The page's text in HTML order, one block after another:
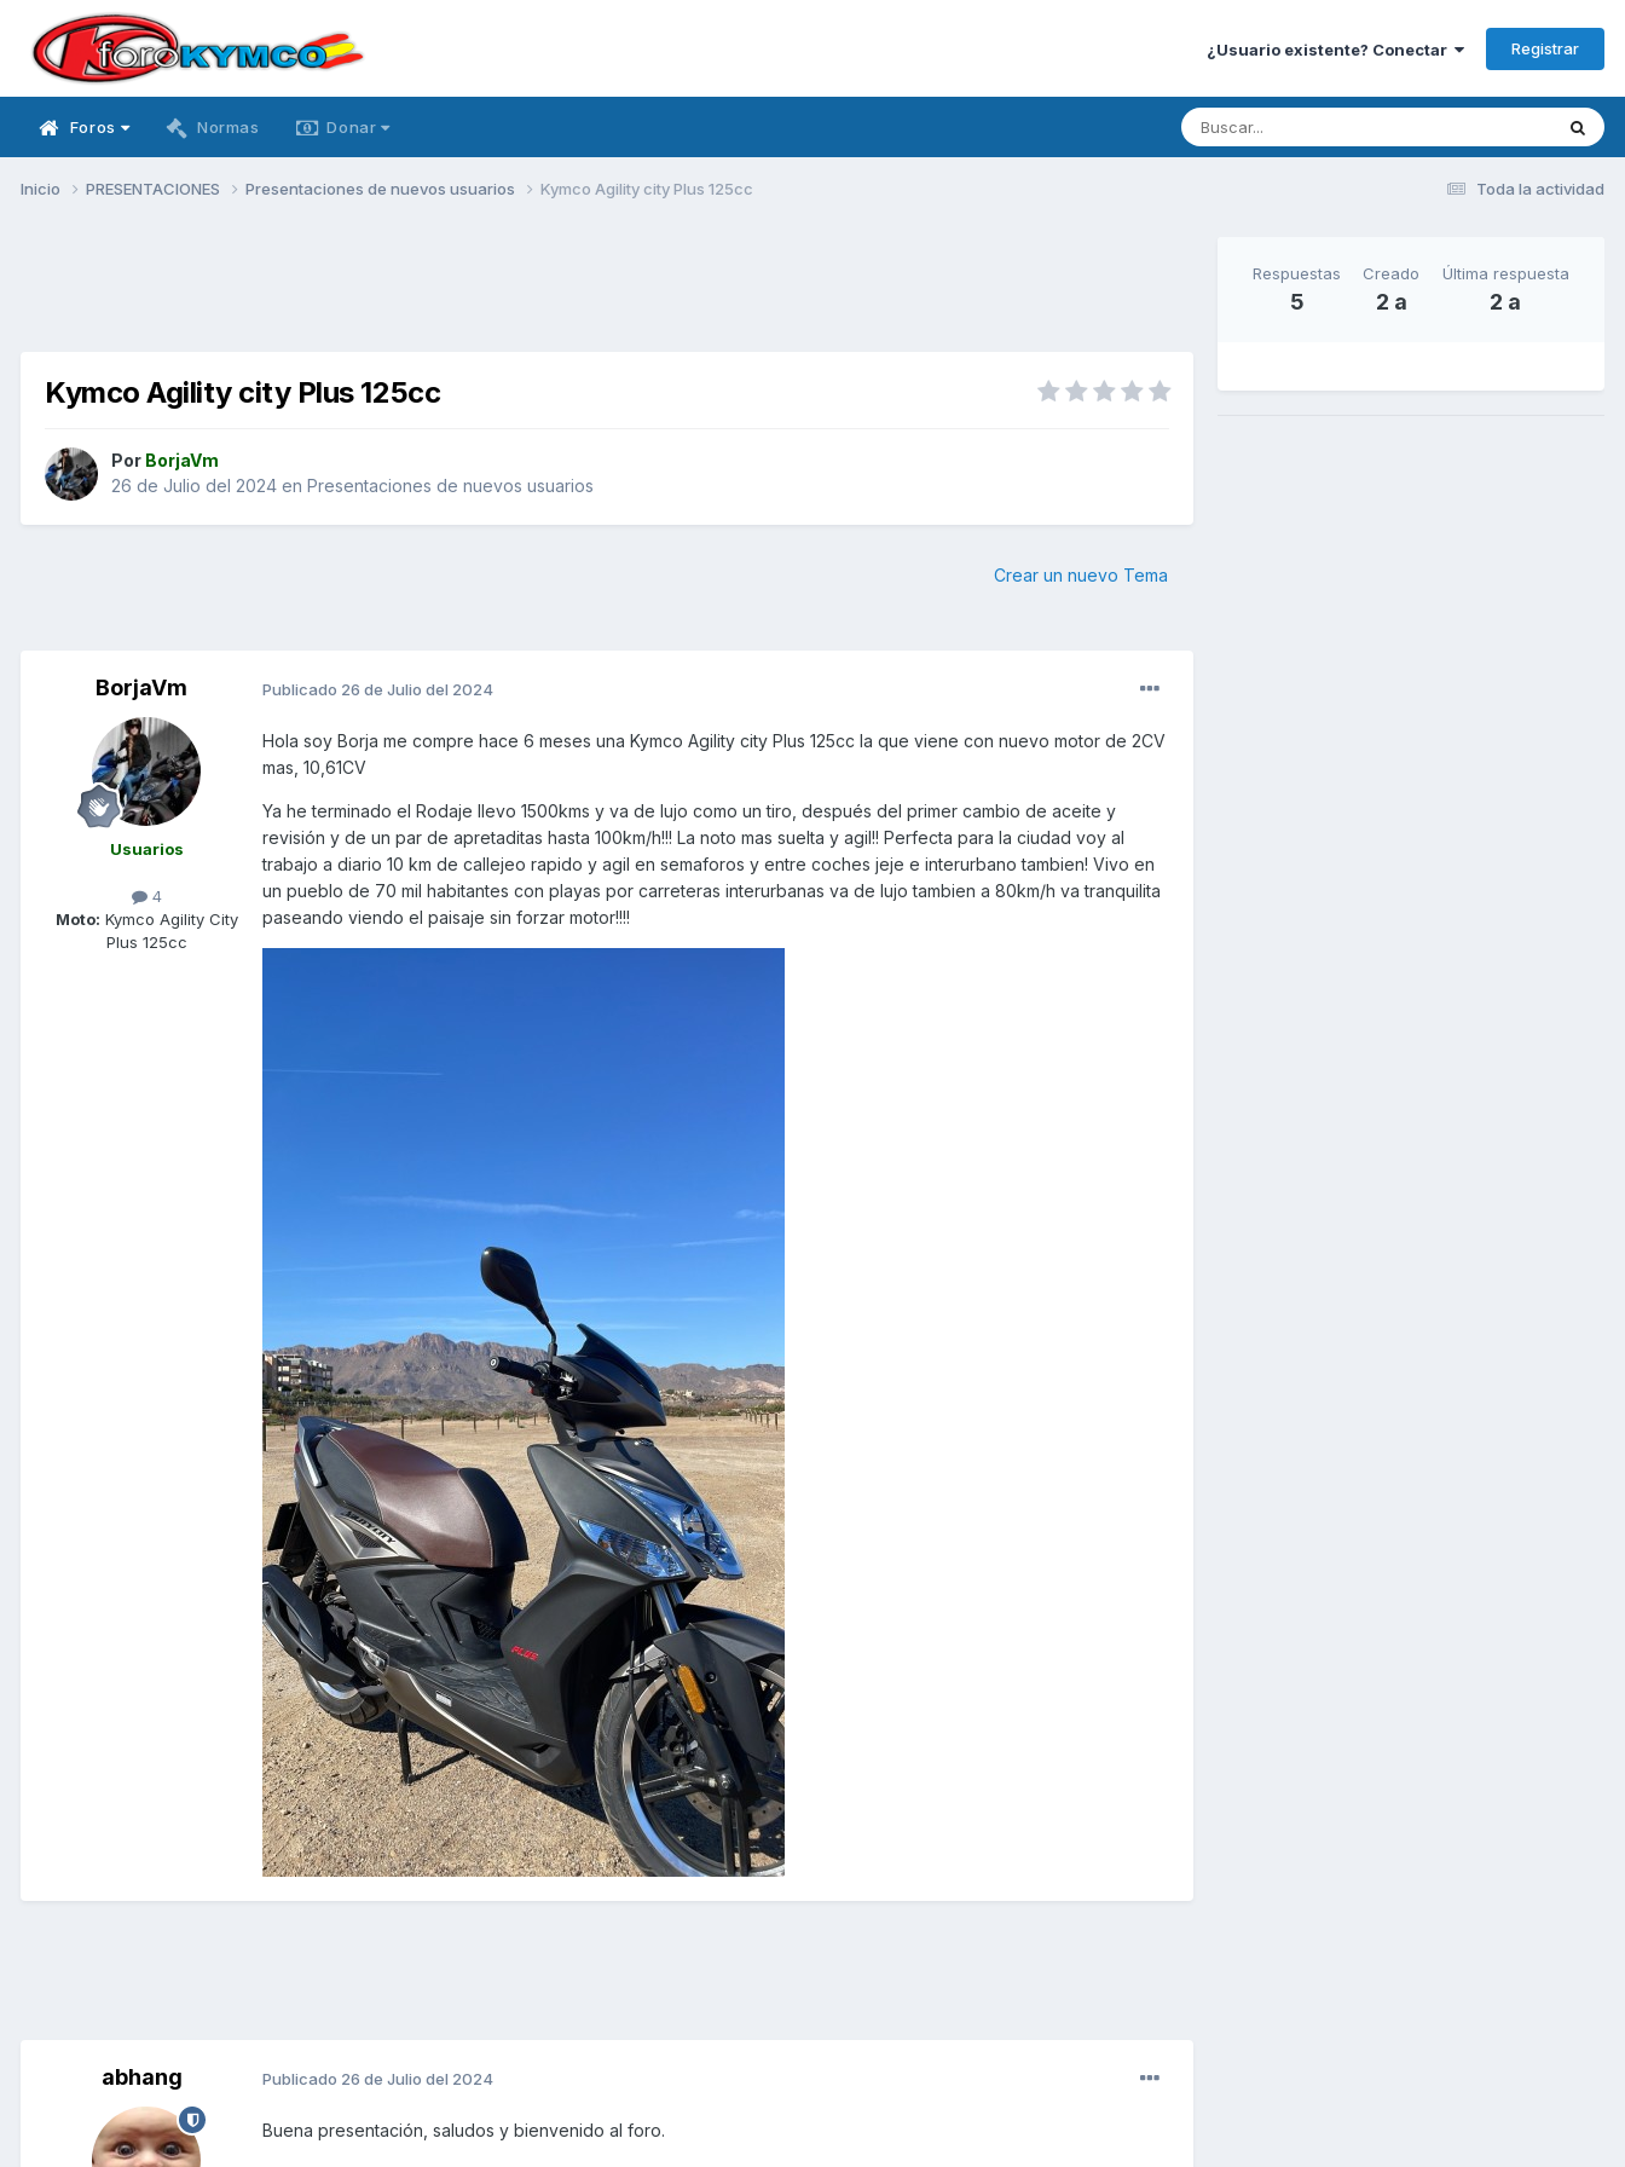
¿Usuario existente? Conectar Registrar
Foros Normas Donar
Toda la actividad
Inicio PRESENTACIONES Presentaciones de nuevos usuarios Kymco Agility city Plus 125cc
Kymco Agility city Plus 125cc
Por BorjaVm
26 de Julio del 2024 en Presentaciones de nuevos usuarios
Crear un nuevo Tema
BorjaVm
Usuarios
4
Moto: Kymco Agility City
Plus 125cc
Publicado 26 de Julio del 2024
Hola soy Borja me compre hace 6 meses una Kymco Agility city Plus 125cc la que viene con nuevo motor de 2CV
mas, 10,61CV
Ya he terminado el Rodaje llevo 1500kms y va de lujo como un tiro, después del primer cambio de aceite y
revisión y de un par de apretaditas hasta 100km/h!!! La noto mas suelta y agil!! Perfecta para la ciudad voy al
trabajo a diario 10 km de callejeo rapido y agil en semaforos y entre coches jeje e interurbano tambien! Vivo en
un pueblo de 70 mil habitantes con playas por carreteras interurbanas va de lujo tambien a 80km/h va tranquilita
paseando viendo el paisaje sin forzar motor!!!!
abhang Publicado 26 de Julio del 2024
Buena presentación, saludos y bienvenido al foro.
Respuestas
5
Creado
2 a
Última respuesta
2 a